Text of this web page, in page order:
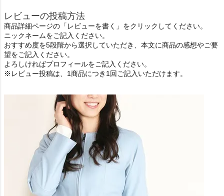
レビューの投稿方法
商品詳細ページの「レビューを書く」をクリックしてください。
ニックネームをご記入ください。
おすすめ度を5段階から選択していただき、本文に商品の感想やご要
望をご記入ください。
よろしければプロフィールをご記入ください。
※レビュー投稿は、1商品につき1回ご記入いただけます。